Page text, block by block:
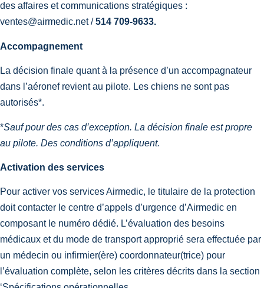
des affaires et communications stratégiques :
ventes@airmedic.net / 514 709-9633.
Accompagnement
La décision finale quant à la présence d’un accompagnateur
dans l’aéronef revient au pilote. Les chiens ne sont pas
autorisés*.
*Sauf pour des cas d’exception. La décision finale est propre
au pilote. Des conditions d’appliquent.
Activation des services
Pour activer vos services Airmedic, le titulaire de la protection
doit contacter le centre d’appels d’urgence d’Airmedic en
composant le numéro dédié. L’évaluation des besoins
médicaux et du mode de transport approprié sera effectuée par
un médecin ou infirmier(ère) coordonnateur(trice) pour
l’évaluation complète, selon les critères décrits dans la section